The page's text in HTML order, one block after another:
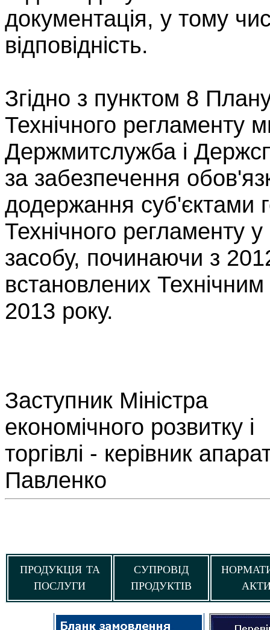
документація, у тому
відповідність.
Згідно з пунктом 8
Технічного регламенту
Держмитслужба і
за забезпечення
додержання суб'єктами
Технічного регламенту
засобу, починаючи з
встановлених
2013 року.
Заступник Міністра
економічного розвитку і
торгівлі - керівник
Павленко
ПРОДУКЦІЯ ТА
ПОСЛУГИ
СУПРОВІД
ПРОДУКТІВ